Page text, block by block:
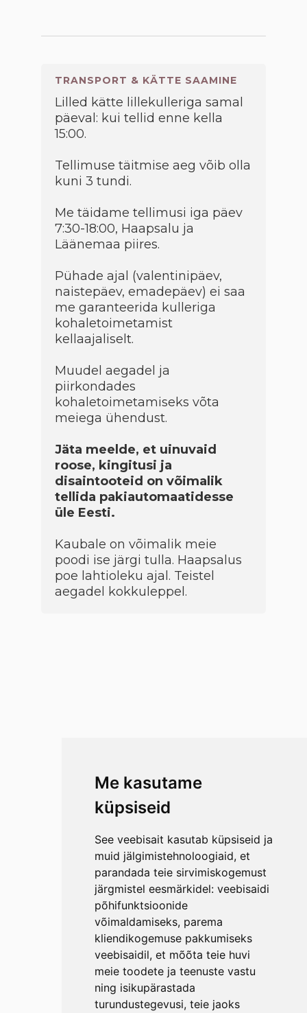
Me kasutame
küpsiseid
See veebisait kasutab küpsiseid ja
muid jälgimistehnoloogiaid, et
parandada teie sirvimiskogemust
järgmistel eesmärkidel: veebisaidi
põhifunktsioonide
võimaldamiseks, parema
kliendikogemuse pakkumiseks
veebisaidil, et mõõta teie huvi
meie toodete ja teenuste vastu
ning isikupärastada
turundustegevusi, teie jaoks
TRANSPORT & KÄTTE SAAMINE
Lilled kätte lillekulleriga samal
päeval: kui tellid enne kella
15:00.
Tellimuse täitmise aeg võib olla
kuni 3 tundi.
Me täidame tellimusi iga päev
7:30-18:00, Haapsalu ja
Läänemaa piires.
Pühade ajal (valentinipäev,
naistepäev, emadepäev) ei saa
me garanteerida kulleriga
kohaletoimetamist
kellaajaliselt.
Muudel aegadel ja
piirkondades
kohaletoimetamiseks võta
meiega ühendust.
Jäta meelde, et uinuvaid
roose, kingitusi ja
disaintooteid on võimalik
tellida pakiautomaatidesse
üle Eesti.
Kaubale on võimalik meie
poodi ise järgi tulla. Haapsalus
poe lahtioleku ajal. Teistel
aegadel kokkuleppel.